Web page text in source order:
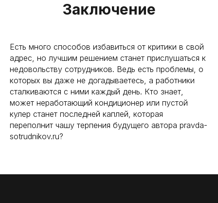
Заключение
Есть много способов избавиться от критики в свой
адрес, но лучшим решением станет прислушаться к
недовольству сотрудников. Ведь есть проблемы, о
которых вы даже не догадываетесь, а работники
сталкиваются с ними каждый день. Кто знает,
может неработающий кондиционер или пустой
кулер станет последней каплей, которая
переполнит чашу терпения будущего автора pravda-
sotrudnikov.ru?